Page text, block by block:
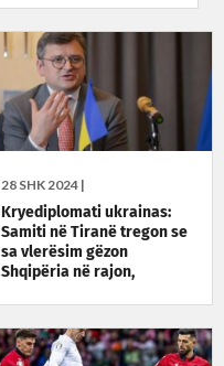
28 SHK 2024 |
Kryediplomati ukrainas:
Samiti në Tiranë tregon se
sa vlerësim gëzon
Shqipëria në rajon,